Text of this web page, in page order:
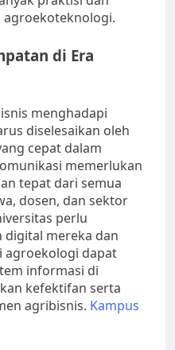
di Era
menghadapi
diselesaikan oleh
cepat dalam
memerlukan
tepat dari semua
dosen, dan sektor
perlu
mereka dan
agroekologi dapat
informasi di
kefektifan serta
agribisnis. Kampus